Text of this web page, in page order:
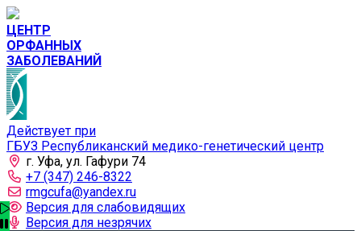
ЦЕНТР
ОРФАННЫХ
ЗАБОЛЕВАНИЙ
Действует при
ГБУЗ Республиканский медико-генетический центр
г. Уфа, ул. Гафури 74
+7 (347) 246-8322
rmgcufa@yandex.ru
Версия для слабовидящих
Версия для незрячих